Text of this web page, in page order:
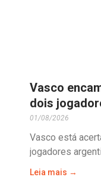
Vasco
dois
01/08/2026
Vasco está
jogadores
Leia mais →